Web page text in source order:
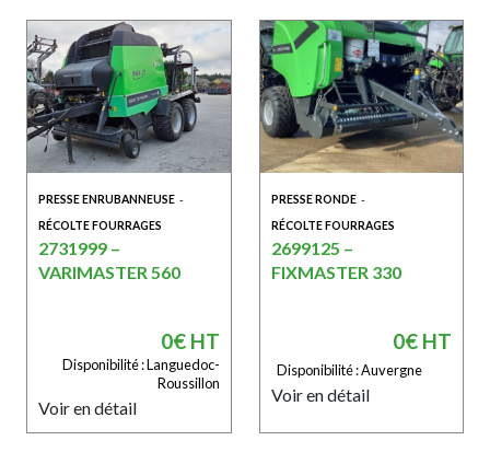
PRESSE ENRUBANNEUSE -
RÉCOLTE FOURRAGES
2731999 –
VARIMASTER 560
0€ HT
Disponibilité : Languedoc-
Roussillon
Voir en détail
PRESSE RONDE -
RÉCOLTE FOURRAGES
2699125 –
FIXMASTER 330
0€ HT
Disponibilité : Auvergne
Voir en détail